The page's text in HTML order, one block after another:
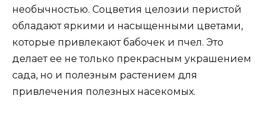
необычностью. Соцветия целозии перистой
обладают яркими и насыщенными цветами,
которые привлекают бабочек и пчел. Это
делает ее не только прекрасным украшением
сада, но и полезным растением для
привлечения полезных насекомых.